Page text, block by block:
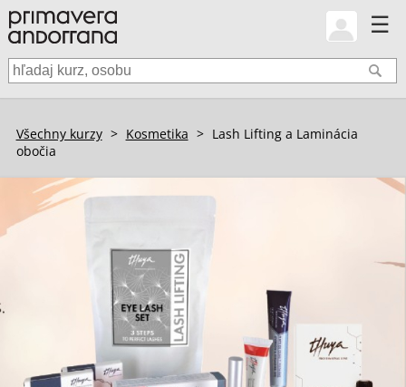
☰
Všechny kurzy > Kosmetika > Lash Lifting a Laminácia
obočia